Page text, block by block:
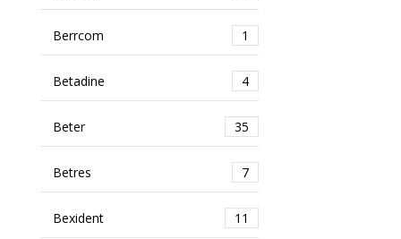
Berrcom 1
Betadine 4
Beter 35
Betres 7
Bexident 11